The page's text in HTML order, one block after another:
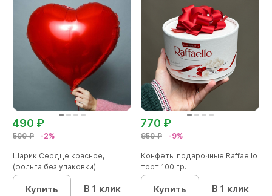
500 ₽ -2%
490 ₽
Шарик Сердце красное,
(фольга без упаковки)
Купить В 1 клик
850 ₽ -9%
770 ₽
Конфеты подарочные Raffaello
торт 100 гр.
Купить В 1 клик